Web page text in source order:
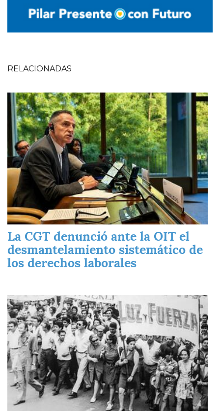
RELACIONADAS
Imagen
La CGT denunció ante la OIT el
desmantelamiento sistemático de
los derechos laborales
Imagen